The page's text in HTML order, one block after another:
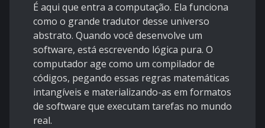
É aqui que entra a computação. Ela funciona
como o grande tradutor desse universo
abstrato. Quando você desenvolve um
software, está escrevendo lógica pura. O
computador age como um compilador de
códigos, pegando essas regras matemáticas
intangíveis e materializando-as em formatos
de software que executam tarefas no mundo
real.